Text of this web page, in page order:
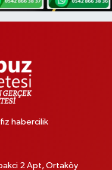
habercilik
2 Apt, Ortaköy